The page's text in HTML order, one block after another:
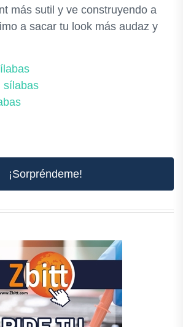
más sutil y ve construyendo a
a sacar tu look más audaz y
sílabas
¡Sorpréndeme!